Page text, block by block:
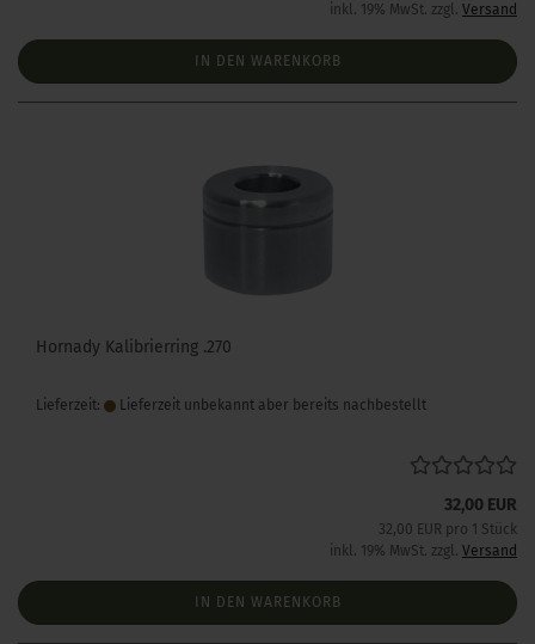
inkl. 19% MwSt. zzgl. Versand
IN DEN WARENKORB
Hornady Kalibrierring .270
Lieferzeit: Lieferzeit unbekannt aber bereits nachbestellt
32,00 EUR
32,00 EUR pro 1 Stück
inkl. 19% MwSt. zzgl. Versand
IN DEN WARENKORB